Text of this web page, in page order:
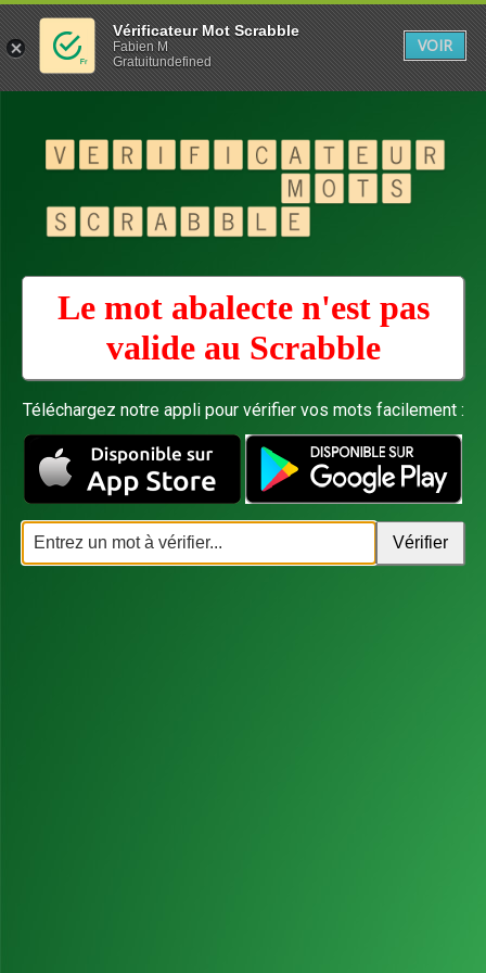
Le mot abalecte n'est pas
valide au Scrabble
Téléchargez notre appli pour vérifier vos mots facilement :
Vérificateur Mot Scrabble
Fabien M
Gratuitundefined
VOIR